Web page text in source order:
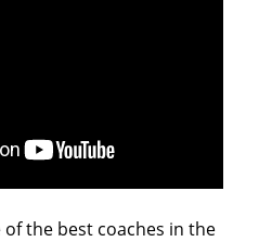
of the best coaches in the